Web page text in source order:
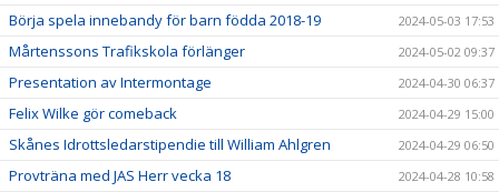
Börja spela innebandy för barn födda 2018-19 2024-05-03 17:53
Mårtenssons Trafikskola förlänger 2024-05-02 09:37
Presentation av Intermontage 2024-04-30 06:37
Felix Wilke gör comeback 2024-04-29 15:00
Skånes Idrottsledarstipendie till William Ahlgren 2024-04-29 06:50
Provträna med JAS Herr vecka 18 2024-04-28 10:58